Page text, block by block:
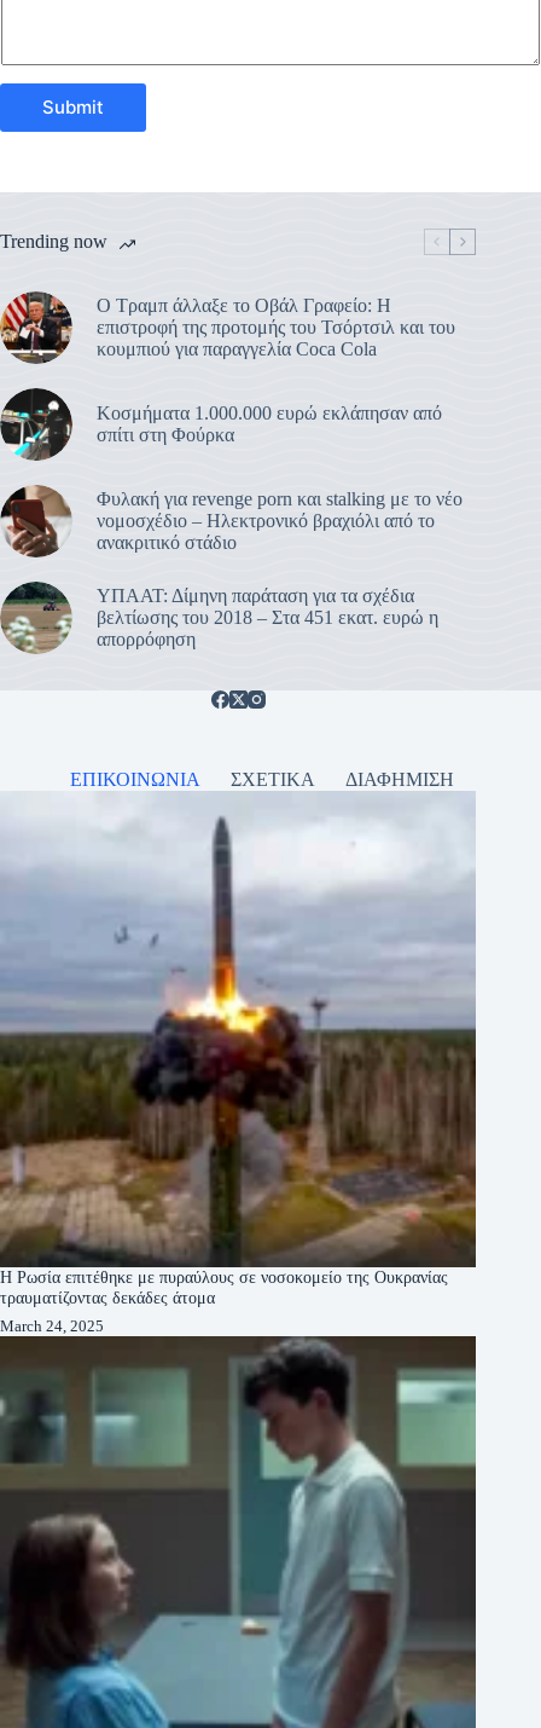
Submit
Trending now
Ο Τραμπ άλλαξε το Οβάλ Γραφείο: Η
επιστροφή της προτομής του Τσόρτσιλ και του
κουμπιού για παραγγελία Coca Cola
Κοσμήματα 1.000.000 ευρώ εκλάπησαν από
σπίτι στη Φούρκα
Φυλακή για revenge porn και stalking με το νέο
νομοσχέδιο – Ηλεκτρονικό βραχιόλι από το
ανακριτικό στάδιο
ΥΠΑΑΤ: Δίμηνη παράταση για τα σχέδια
βελτίωσης του 2018 – Στα 451 εκατ. ευρώ η
απορρόφηση
ΕΠΙΚΟΙΝΩΝΙΑ ΣΧΕΤΙΚΑ ΔΙΑΦΗΜΙΣΗ
Η Ρωσία επιτέθηκε με πυραύλους σε νοσοκομείο της Ουκρανίας
τραυματίζοντας δεκάδες άτομα
March 24, 2025